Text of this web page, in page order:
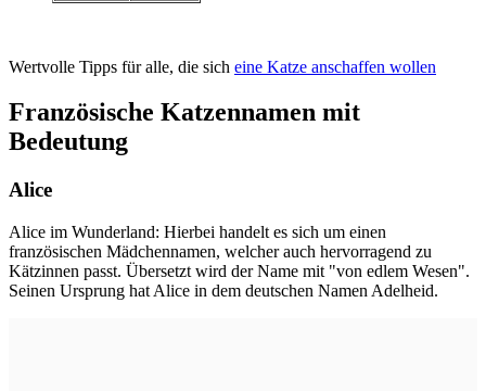
Wertvolle Tipps für alle, die sich eine Katze anschaffen wollen
Französische Katzennamen mit
Bedeutung
Alice
Alice im Wunderland: Hierbei handelt es sich um einen
französischen Mädchennamen, welcher auch hervorragend zu
Kätzinnen passt. Übersetzt wird der Name mit "von edlem Wesen".
Seinen Ursprung hat Alice in dem deutschen Namen Adelheid.